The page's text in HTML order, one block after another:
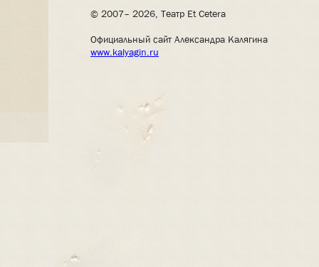
© 2007– 2026, Театр Et Cetera
Официальный сайт Александра Калягина
www.kalyagin.ru